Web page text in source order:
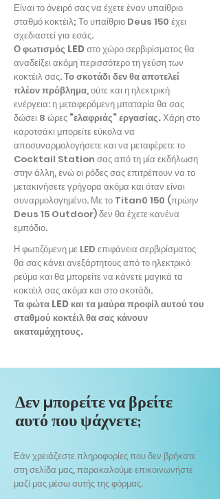
Είναι το όνειρό σας να έχετε έναν υπαίθριο
σταθμό κοκτέιλ; Το υπαίθριο Deus 150 έχει
σχεδιαστεί για εσάς.
Ο φωτισμός LEDστο χώρο σερβιρίσματος θα
αναδείξει ακόμη περισσότερο τη γεύση των
κοκτέιλ σας.Το σκοτάδι δεν θα αποτελεί
πλέον πρόβλημα, ούτε και η ηλεκτρική
ενέργεια: η μεταφερόμενη μπαταρία θα σας
δώσει 8 ώρες "ελαφριάς" εργασίας.Χάρη στο
καροτσάκι μπορείτε εύκολα να
αποσυναρμολογήσετε και να μεταφέρετε το
Cocktail Station σας από τη μία εκδήλωση
στην άλλη, ενώ οι ρόδες σας επιτρέπουν να το
μετακινήσετε γρήγορα ακόμα και όταν είναι
συναρμολογημένο. Με το Titan0 150 (πρώην
Deus 15 Outdoor) δεν θα έχετε κανένα
εμπόδιο.
Η φωτιζόμενη με LED επιφάνεια σερβιρίσματος
θα σας κάνει ανεξάρτητους από το ηλεκτρικό
ρεύμα και θα μπορείτε να κάνετε μαγικά τα
κοκτέιλ σας ακόμα και στο σκοτάδι.
Τα φώτα LED και τα μαύρα προφίλ αυτού του
σταθμού κοκτέιλ θα σας κάνουν
ακαταμάχητους.
Δεν μπορείτε να βρείτε
αυτό που ψάχνετε;
Εάν χρειάζεστε πληροφορίες που δεν βρήκατε
στη σελίδα μας, παρακαλούμε επικοινωνήστε
μαζί μας μέσω αυτής της φόρμας.